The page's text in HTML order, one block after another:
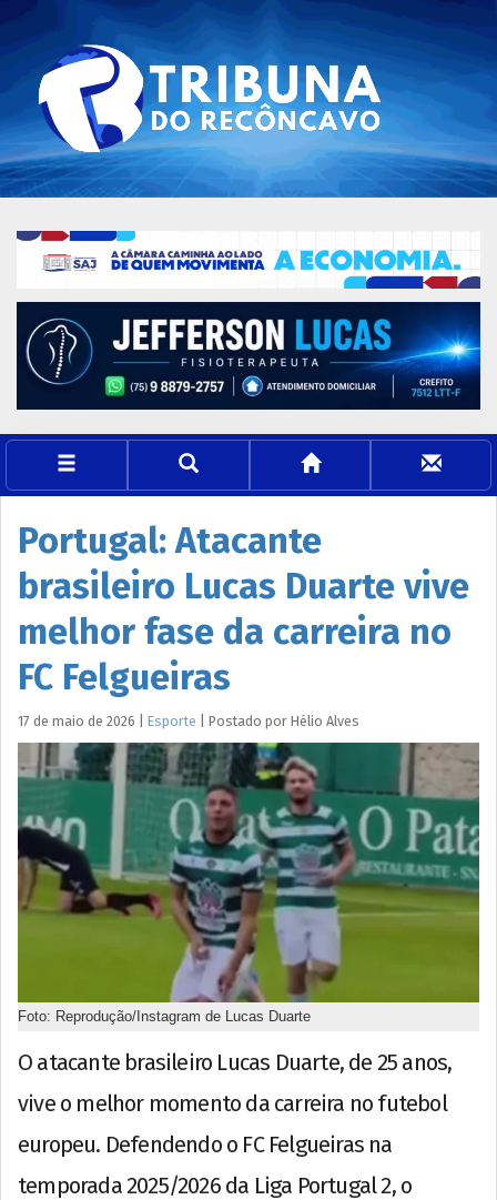
Portugal: Atacante
brasileiro Lucas Duarte vive
melhor fase da carreira no
FC Felgueiras
17 de maio de 2026 Esporte Postado por Hélio Alves
Foto: Reprodução/Instagram de Lucas Duarte
O atacante brasileiro Lucas Duarte, de 25 anos,
vive o melhor momento da carreira no futebol
europeu. Defendendo o FC Felgueiras na
temporada 2025/2026 da Liga Portugal 2, o